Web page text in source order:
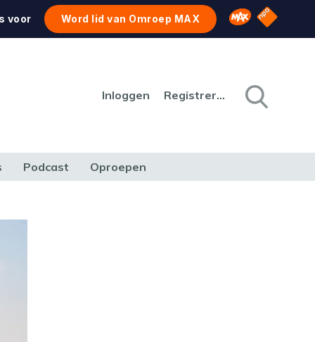
voor Word lid van Omroep MAX Omroep MAX
NPO
Inloggen Registreren
Podcast Oproepen